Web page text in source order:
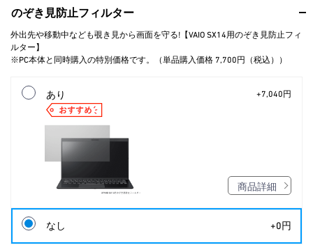
のぞき見防止フィルター
外出先や移動中なども覗き見から画面を守る!【VAIO SX14用のぞき見防止フィ
ルター】
※PC本体と同時購入の特別価格です。（単品購入価格 7,700円（税込））
あり +7,040円
商品詳細
なし +0円